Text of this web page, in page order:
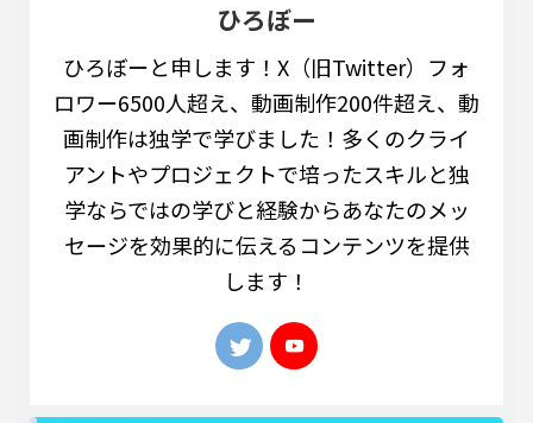
ひろぼー
ひろぼーと申します！X（旧Twitter）フォ
ロワー6500人超え、動画制作200件超え、動
画制作は独学で学びました！多くのクライ
アントやプロジェクトで培ったスキルと独
学ならではの学びと経験からあなたのメッ
セージを効果的に伝えるコンテンツを提供
します！